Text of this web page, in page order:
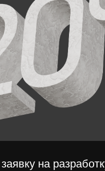
разработку
с вами в течение 5 минут.